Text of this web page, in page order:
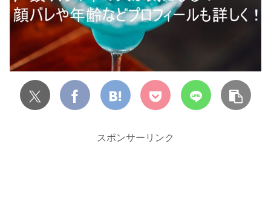
スポンサーリンク